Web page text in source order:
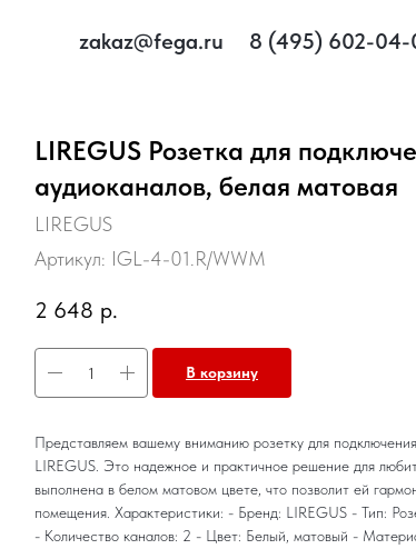
zakaz@fega.ru 8 (495) 602-04-
LIREGUS Розетка для
аудиоканалов, белая матовая
LIREGUS
Артикул: IGL-4-01.R/WWM
2 648 р.
В корзину
Представляем вашему вниманию розетку для
LIREGUS. Это надежное и практичное решение для
выполнена в белом матовом цвете, что позволит ей
помещения. Характеристики: - Бренд: LIREGUS - Тип:
- Количество каналов: 2 - Цвет: Белый, матовый -